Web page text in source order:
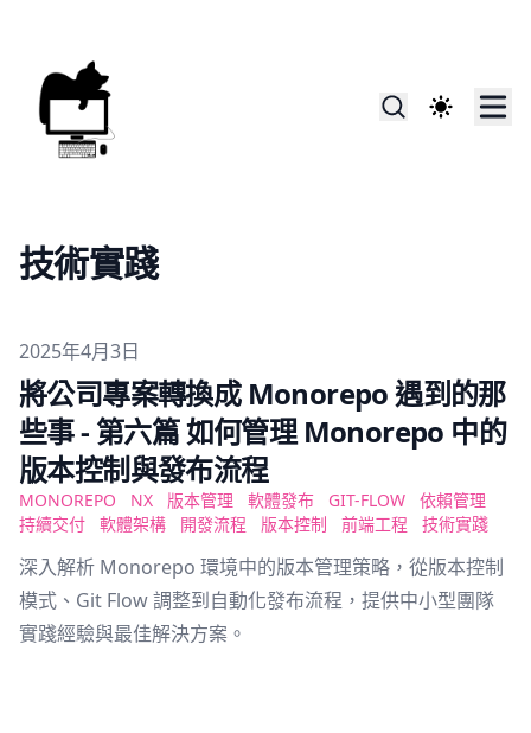
技術實踐
Published on
2025年4月3日
將公司專案轉換成 Monorepo 遇到的那
些事 - 第六篇 如何管理 Monorepo 中的
版本控制與發布流程
MONOREPO NX 版本管理 軟體發布 GIT-FLOW
依賴管理
持續交付
軟體架構 開發流程 版本控制 前端工程 技術實踐
深入解析 Monorepo 環境中的版本管理策略，從版本控制
模式、Git Flow 調整到自動化發布流程，提供中小型團隊
實踐經驗與最佳解決方案。